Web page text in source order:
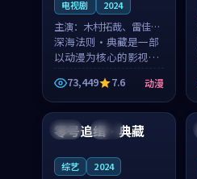
电视剧 2024
主演： 木村拓哉、雷佳音
等
深海法则·典藏是一部
以动漫为核心的影视作
品，围绕危机、反转与
人物成长展开，整体节
奏紧凑，值得推荐观
看。
73,449 7.6 动漫
日本 热播
零号追缉·典藏
综艺 2024